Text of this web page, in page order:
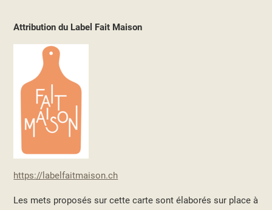
Attribution du Label Fait Maison
https://labelfaitmaison.ch
Les mets proposés sur cette carte sont élaborés sur place à